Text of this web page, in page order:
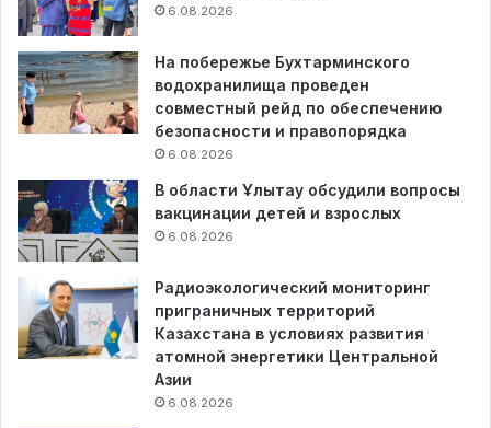
6.08.2026
На побережье Бухтарминского
водохранилища проведен
совместный рейд по обеспечению
безопасности и правопорядка
6.08.2026
В области Ұлытау обсудили вопросы
вакцинации детей и взрослых
6.08.2026
Радиоэкологический мониторинг
приграничных территорий
Казахстана в условиях развития
атомной энергетики Центральной
Азии
6.08.2026